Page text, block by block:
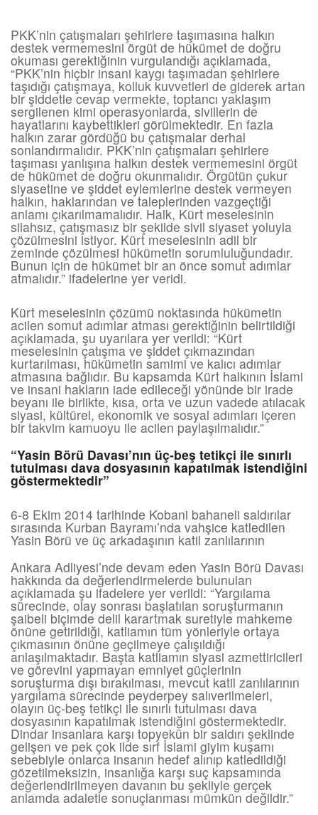
PKK’nin çatışmaları şehirlere taşımasına halkın
destek vermemesini örgüt de hükümet de doğru
okuması gerektiğinin vurgulandığı açıklamada,
“PKK’nin hiçbir insani kaygı taşımadan şehirlere
taşıdığı çatışmaya, kolluk kuvvetleri de giderek artan
bir şiddetle cevap vermekte, toptancı yaklaşım
sergilenen kimi operasyonlarda, sivillerin de
hayatlarını kaybettikleri görülmektedir. En fazla
halkın zarar gördüğü bu çatışmalar derhal
sonlandırmalıdır. PKK’nin çatışmaları şehirlere
taşıması yanlışına halkın destek vermemesini örgüt
de hükümet de doğru okunmalıdır. Örgütün çukur
siyasetine ve şiddet eylemlerine destek vermeyen
halkın, haklarından ve taleplerinden vazgeçtiği
anlamı çıkarılmamalıdır. Halk, Kürt meselesinin
silahsız, çatışmasız bir şekilde sivil siyaset yoluyla
çözülmesini istiyor. Kürt meselesinin adil bir
zeminde çözülmesi hükümetin sorumluluğundadır.
Bunun için de hükümet bir an önce somut adımlar
atmalıdır.” ifadelerine yer veridi.
Kürt meselesinin çözümü noktasında hükümetin
acilen somut adımlar atması gerektiğinin belirtildiği
açıklamada, şu uyarılara yer verildi: “Kürt
meselesinin çatışma ve şiddet çıkmazından
kurtarılması, hükümetin samimi ve kalıcı adımlar
atmasına bağlıdır. Bu kapsamda Kürt halkının İslami
ve insani hakların iade edileceği yönünde bir irade
beyanı ile birlikte, kısa, orta ve uzun vadede atılacak
siyasi, kültürel, ekonomik ve sosyal adımları içeren
bir takvim kamuoyu ile acilen paylaşılmalıdır.”
“Yasin Börü Davası’nın üç-beş tetikçi ile sınırlı
tutulması dava dosyasının kapatılmak istendiğini
göstermektedir”
6-8 Ekim 2014 tarihinde Kobani bahaneli saldırılar
sırasında Kurban Bayramı’nda vahşice katledilen
Yasin Börü ve üç arkadaşının katil zanlılarının
Ankara Adliyesi’nde devam eden Yasin Börü Davası
hakkında da değerlendirmelerde bulunulan
açıklamada şu ifadelere yer verildi: “Yargılama
sürecinde, olay sonrası başlatılan soruşturmanın
şaibeli biçimde delil karartmak suretiyle mahkeme
önüne getirildiği, katliamın tüm yönleriyle ortaya
çıkmasının önüne geçilmeye çalışıldığı
anlaşılmaktadır. Başta katliamın siyasi azmettiricileri
ve görevini yapmayan emniyet güçlerinin
soruşturma dışı bırakılması, mevcut katil zanlılarının
yargılama sürecinde peyderpey salıverilmeleri,
olayın üç-beş tetikçi ile sınırlı tutulması dava
dosyasının kapatılmak istendiğini göstermektedir.
Dindar insanlara karşı topyekûn bir saldırı şeklinde
gelişen ve pek çok ilde sırf İslami giyim kuşamı
sebebiyle onlarca insanın hedef alınıp katledildiği
gözetilmeksizin, insanlığa karşı suç kapsamında
değerlendirilmeyen davanın bu şekliyle gerçek
anlamda adaletle sonuçlanması mümkün değildir.”